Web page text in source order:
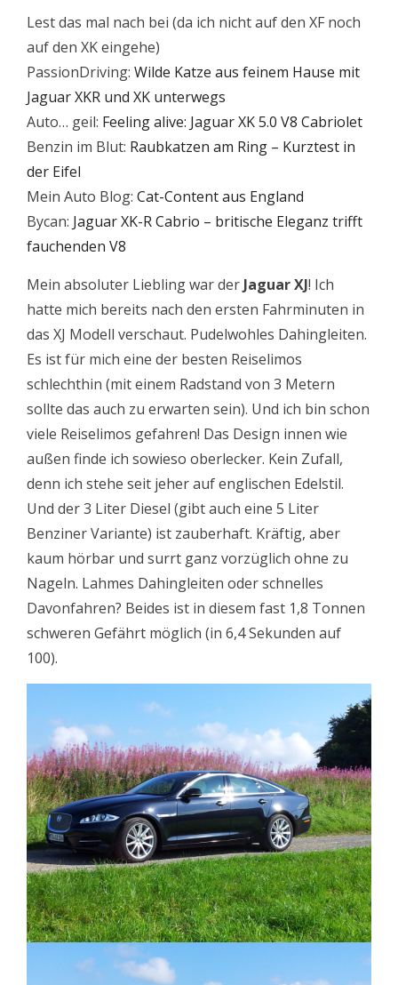
Lest das mal nach bei (da ich nicht auf den XF noch
auf den XK eingehe)
PassionDriving: Wilde Katze aus feinem Hause mit
Jaguar XKR und XK unterwegs
Auto… geil: Feeling alive: Jaguar XK 5.0 V8 Cabriolet
Benzin im Blut: Raubkatzen am Ring – Kurztest in
der Eifel
Mein Auto Blog: Cat-Content aus England
Bycan: Jaguar XK-R Cabrio – britische Eleganz trifft
fauchenden V8
Mein absoluter Liebling war der Jaguar XJ! Ich
hatte mich bereits nach den ersten Fahrminuten in
das XJ Modell verschaut. Pudelwohles Dahingleiten.
Es ist für mich eine der besten Reiselimos
schlechthin (mit einem Radstand von 3 Metern
sollte das auch zu erwarten sein). Und ich bin schon
viele Reiselimos gefahren! Das Design innen wie
außen finde ich sowieso oberlecker. Kein Zufall,
denn ich stehe seit jeher auf englischen Edelstil.
Und der 3 Liter Diesel (gibt auch eine 5 Liter
Benziner Variante) ist zauberhaft. Kräftig, aber
kaum hörbar und surrt ganz vorzüglich ohne zu
Nageln. Lahmes Dahingleiten oder schnelles
Davonfahren? Beides ist in diesem fast 1,8 Tonnen
schweren Gefährt möglich (in 6,4 Sekunden auf
100).